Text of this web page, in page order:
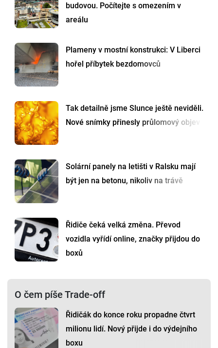
budovou. Počítejte s omezením v
areálu
Plameny v mostní konstrukci: V Liberci
hořel příbytek bezdomovců
Tak detailně jsme Slunce ještě neviděli.
Nové snímky přinesly průlomový objev
Solární panely na letišti v Ralsku mají
být jen na betonu, nikoliv na trávě
Řidiče čeká velká změna. Převod
vozidla vyřídí online, značky přijdou do
boxů
O čem píše Trade-off
Řidičák do konce roku propadne čtvrt
milionu lidí. Nový přijde i do výdejního
boxu